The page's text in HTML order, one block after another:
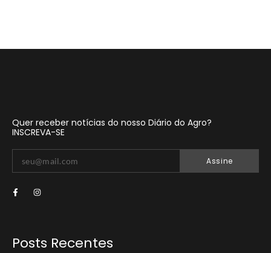
Quer receber notícias do nosso Diário do Agro?
INSCREVA-SE
Assine
Posts Recentes